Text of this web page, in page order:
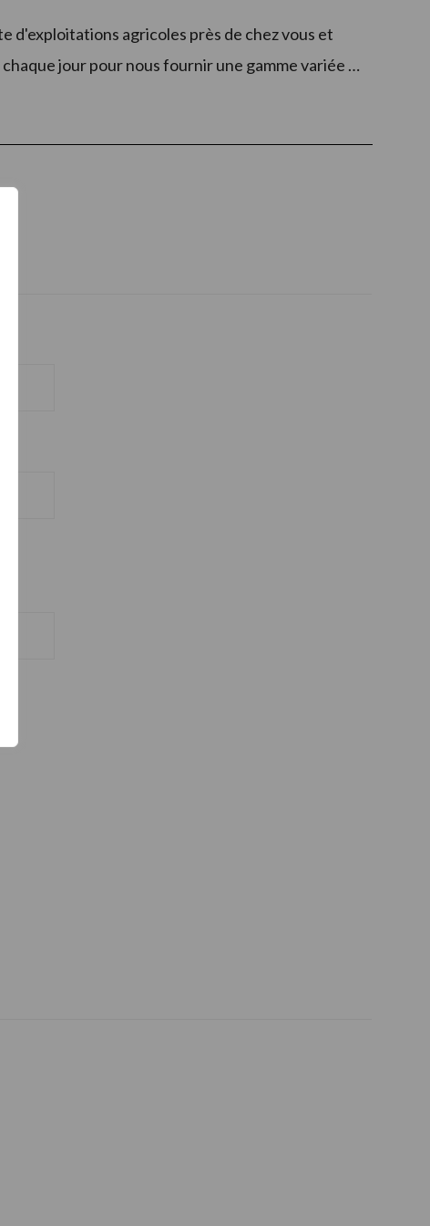
d'exploitations agricoles près de chez vous et
jour pour nous fournir une gamme variée …